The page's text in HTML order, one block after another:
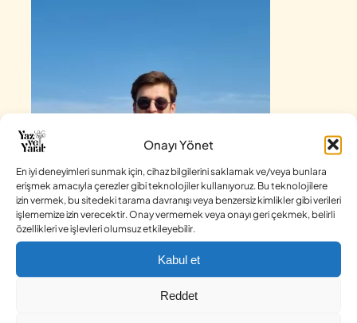
Onayı Yönet
En iyi deneyimleri sunmak için, cihaz bilgilerini saklamak ve/veya bunlara
erişmek amacıyla çerezler gibi teknolojiler kullanıyoruz. Bu teknolojilere
izin vermek, bu sitedeki tarama davranışı veya benzersiz kimlikler gibi verileri
işlememize izin verecektir. Onay vermemek veya onayı geri çekmek, belirli
özellikleri ve işlevleri olumsuz etkileyebilir.
Kabul et
Reddet